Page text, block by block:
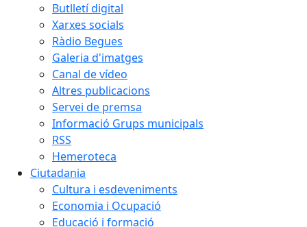
Butlletí digital
Xarxes socials
Ràdio Begues
Galeria d'imatges
Canal de vídeo
Altres publicacions
Servei de premsa
Informació Grups municipals
RSS
Hemeroteca
Ciutadania
Cultura i esdeveniments
Economia i Ocupació
Educació i formació